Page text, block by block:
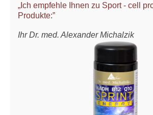
„Ich empfehle Ihnen zu Sport - cell
Produkte:”
Ihr Dr. med. Alexander Michalzik